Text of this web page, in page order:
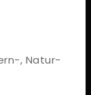
, Natur-